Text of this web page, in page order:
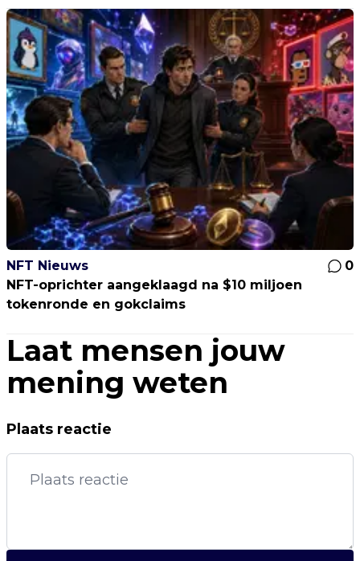
NFT Nieuws
0
NFT-oprichter aangeklaagd na $10 miljoen
tokenronde en gokclaims
Laat mensen jouw
mening weten
Plaats reactie